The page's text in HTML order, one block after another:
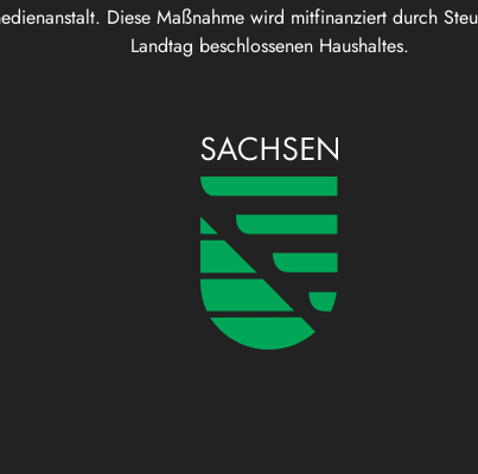
Diese Maßnahme wird mitfinanziert durch
Landtag beschlossenen Haushaltes.